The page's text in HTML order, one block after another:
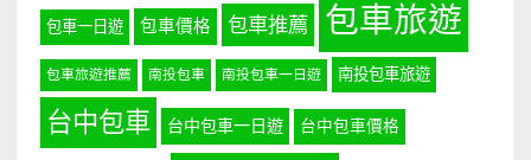
包車一日遊 包車價格 包車推薦 包車旅遊
包車旅遊推薦 南投包車 南投包車一日遊 南投包車旅遊
台中包車 台中包車一日遊 台中包車價格